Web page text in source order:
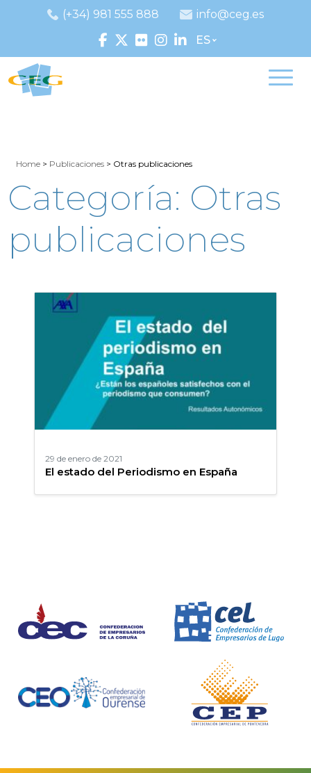
(+34) 981 555 888
info@ceg.es
ES
Home> Publicaciones> Otras publicaciones
Categoría: Otras
publicaciones
29 de enero de 2021
El estado del Periodismo en España